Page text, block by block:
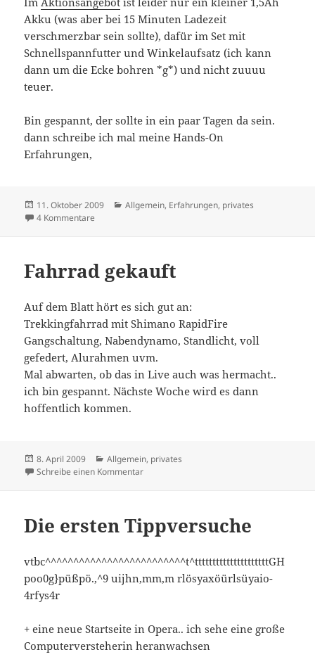
Akku (was aber bei 15 Minuten Ladezeit
verschmerzbar sein sollte), dafür im Set mit
Schnellspannfutter und Winkelaufsatz (ich kann
dann um die Ecke bohren *g*) und nicht zuuuu
teuer.
Bin gespannt, der sollte in ein paar Tagen da sein.
dann schreibe ich mal meine Hands-On
Erfahrungen,
Veröffentlicht
am
11. Oktober 2009 Kategorien
Allgemein, Erfahrungen, privates
4 Kommentare
Fahrrad gekauft
Auf dem Blatt hört es sich gut an:
Trekkingfahrrad mit Shimano RapidFire
Gangschaltung, Nabendynamo, Standlicht, voll
gefedert, Alurahmen uvm.
Mal abwarten, ob das in Live auch was hermacht..
ich bin gespannt. Nächste Woche wird es dann
hoffentlich kommen.
Veröffentlicht
am
8. April 2009 Kategorien
Allgemein, privates
Schreibe einen Kommentarzu Fahrrad gekauft
Die ersten Tippversuche
vtbc^^^^^^^^^^^^^^^^^^^^^^^^^t^tttttttttttttttttttttGH
poo0g}püßpö.,^9 uijhn,mm,m rlösyaxöürlsüyaio-
4rfys4r
+ eine neue Startseite in Opera.. ich sehe eine große
Computerversteherin heranwachsen